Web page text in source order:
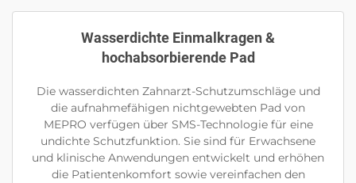
Wasserdichte Einmalkragen &
hochabsorbierende Pad
Die wasserdichten Zahnarzt-Schutzumschläge und
die aufnahmefähigen nichtgewebten Pad von
MEPRO verfügen über SMS-Technologie für eine
undichte Schutzfunktion. Sie sind für Erwachsene
und klinische Anwendungen entwickelt und erhöhen
die Patientenkomfort sowie vereinfachen den